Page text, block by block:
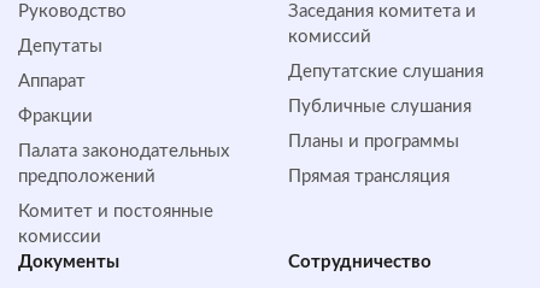
Руководство
Депутаты
Аппарат
Фракции
Палата законодательных
предположений
Комитет и постоянные
комиссии
Заседания комитета и
комиссий
Депутатские слушания
Публичные слушания
Планы и программы
Прямая трансляция
Документы Сотрудничество